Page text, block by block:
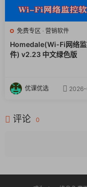
使用体验
操作界面简洁明了，功
作者，都能快速上手，
免费专区 · 营销软件
Homedale(Wi-Fi网络
件) v2.23 中文绿色版
优课优选
评论 0